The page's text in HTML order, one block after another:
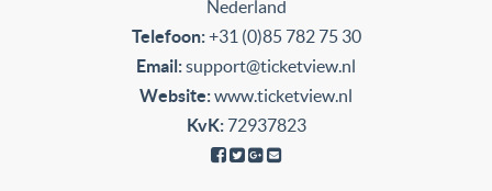
Nederland
Telefoon:+31 (0)85 782 75 30
Email:support@ticketview.nl
Website:www.ticketview.nl
KvK:72937823